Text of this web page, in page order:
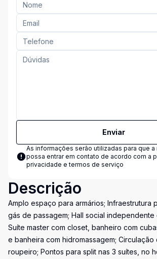
Enviar
As informações serão utilizadas para que
possa entrar em contato de acordo com a
privacidade e termos de serviço
Descrição
Amplo espaço para armários; Infraestrutura
gás de passagem; Hall social
Suíte master com closet, banheiro com
e banheira com hidromassagem;
roupeiro; Pontos para split nas 3 suítes, no